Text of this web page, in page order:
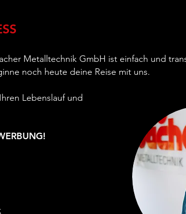
Metalltechnik GmbH ist einfach und
noch heute deine Reise mit uns.
Lebenslauf und